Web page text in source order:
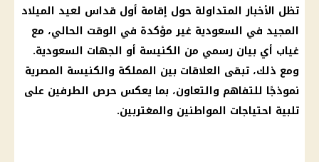
تظل الأخبارالمتداولة حول إقامة أول قداس لعيد الميلاد
المجيد في السعودية غير مؤكدة في الوقت الحالي، مع
غياب أي بيان رسمي من الكنيسة أو الجهات السعودية.
ومع ذلك، تبقى العلاقات بين المملكة والكنيسة المصرية
نموذجًا للتفاهم والتعاون، بما يعكس حرص الطرفين على
تلبية احتياجات المواطنين والمغتربين.